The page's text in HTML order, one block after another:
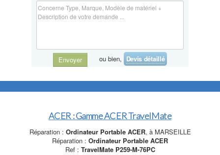
Envoyer ou bien, Devis détaillé
ACER : Gamme ACER TravelMate
Réparation : Ordinateur Portable ACER, à MARSEILLE
Réparation : Ordinateur Portable ACER
Ref : TravelMate P259-M-76PC